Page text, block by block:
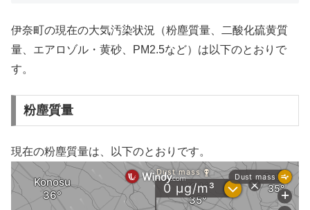
伊奈町の現在の大気汚染状況（粉塵質量、二酸化硫黄質
量、エアロゾル・黄砂、PM2.5など）は以下のとおりで
す。
粉塵質量
現在の粉塵質量は、以下のとおりです。